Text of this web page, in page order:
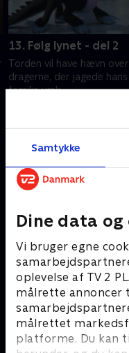
Samtykke
Dine data og
Vi bruger egne
oplevelse af TV 2
målrette annoncer
målrettet
platforme. Du kan
13. Følg lynet - del 2
Torden vil have hævn over
dragerne, der jagede hans
familie væk.
Andre så også
F for får
Børneserier • 5 sæsoner